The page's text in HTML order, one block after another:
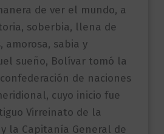
de ver el mundo, a
soberbia, llena de
amorosa, sabia y
sueño, Bolívar tomó la
de naciones
cuyo inicio fue
Virreinato de la
la Capitanía General de